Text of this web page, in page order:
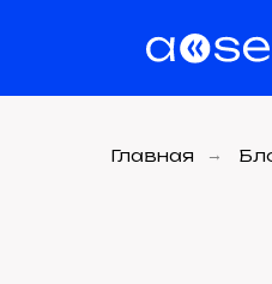
Главная →